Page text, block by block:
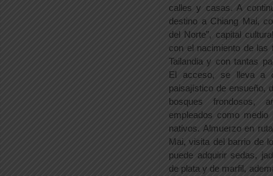
calles y casas. A
destino a Chiang Mai,
del Norte”, capital
con el nacimiento de las
Tailandia y con tantas
El acceso, se lleva a
paisajístico de ensueño,
bosques frondosos,
empleados como
nativos. Almuerzo en
Mai, visita del barrio de
puede adquirir sedas,
de plata y de marfil,